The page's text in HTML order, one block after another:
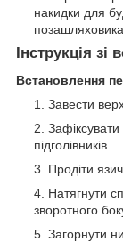
накидки для
позашляховика
Інструкція зі
Встановлення
Завести
Зафіксувати
підголівників.
Продіти
Натягнути
зворотного
Загорнути